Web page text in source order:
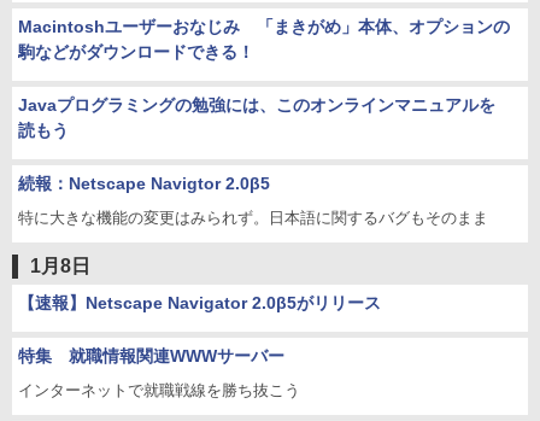
Macintoshユーザーおなじみ 「まきがめ」本体、オプションの
駒などがダウンロードできる！
Javaプログラミングの勉強には、このオンラインマニュアルを
読もう
続報：Netscape Navigtor 2.0β5
特に大きな機能の変更はみられず。日本語に関するバグもそのまま
1月8日
【速報】Netscape Navigator 2.0β5がリリース
特集 就職情報関連WWWサーバー
インターネットで就職戦線を勝ち抜こう